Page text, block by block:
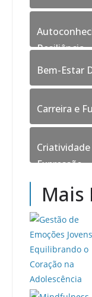
Resiliência
Bem-Estar
Carreira e
Criatividade
Expressão
Mais